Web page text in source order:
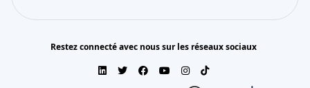
Restez connecté avec nous sur les réseaux sociaux